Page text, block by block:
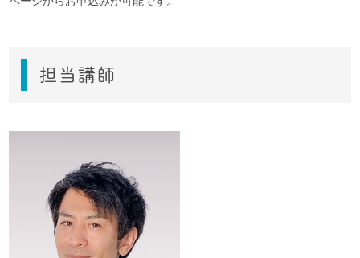
担当講師